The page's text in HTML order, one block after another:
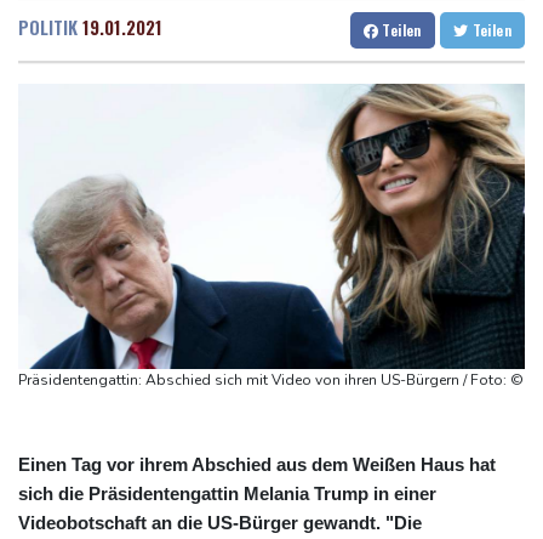
Dresden
Wien
23 °C
Regierung will bei Klimaschutz vorerst nicht nachsteuern - Kritik
Hitze und Niedrigwasser: Städte- und Gemeindebund fordert
Infantinos Investorenplan: FIFA-Experte fordert Aufarbeitung
Biathlon-Olympiasieger Jacquelin wird Teilzeit-Radprofi
Kircher: VAR nicht "zu kleinteilig" einsetzen
Kreise: Türkei will mit Pakistan und Saudi-Arabien
Verteidigungspakt schließen
POLITIK19.01.2021 Teilen Teilen
Präsidentengattin: Abschied sich mit Video von ihren US-Bürgern / Foto: ©
Einen Tag vor ihrem Abschied aus dem Weißen Haus hat
sich die Präsidentengattin Melania Trump in einer
Videobotschaft an die US-Bürger gewandt. "Die